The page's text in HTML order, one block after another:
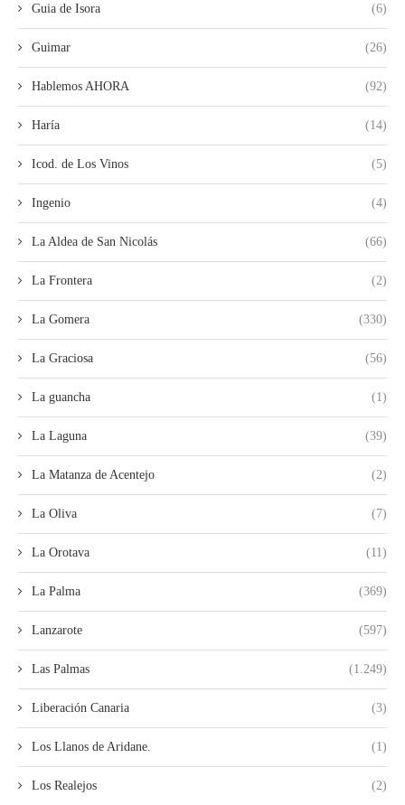
Guia de Isora (6)
Guimar (26)
Hablemos AHORA (92)
Haría (14)
Icod. de Los Vinos (5)
Ingenio (4)
La Aldea de San Nicolás (66)
La Frontera (2)
La Gomera (330)
La Graciosa (56)
La guancha (1)
La Laguna (39)
La Matanza de Acentejo (2)
La Oliva (7)
La Orotava (11)
La Palma (369)
Lanzarote (597)
Las Palmas (1.249)
Liberación Canaria (3)
Los Llanos de Aridane. (1)
Los Realejos (2)